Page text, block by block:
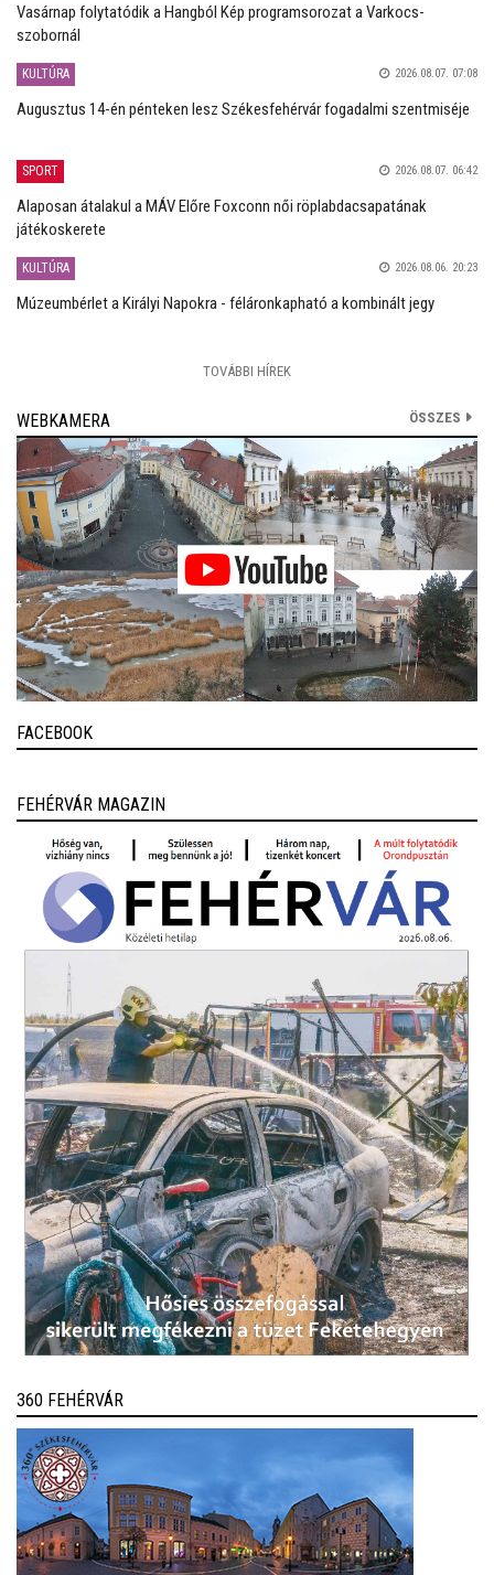
Vasárnap folytatódik a Hangból Kép programsorozat a Varkocs-
szobornál
KULTÚRA 2026.08.07. 07:08
Augusztus 14-én pénteken lesz Székesfehérvár fogadalmi szentmiséje
SPORT 2026.08.07. 06:42
Alaposan átalakul a MÁV Előre Foxconn női röplabdacsapatának
játékoskerete
KULTÚRA 2026.08.06. 20:23
Múzeumbérlet a Királyi Napokra - féláronkapható a kombinált jegy
TOVÁBBI HÍREK
WEBKAMERA ÖSSZES
FACEBOOK
FEHÉRVÁR MAGAZIN
360 FEHÉRVÁR